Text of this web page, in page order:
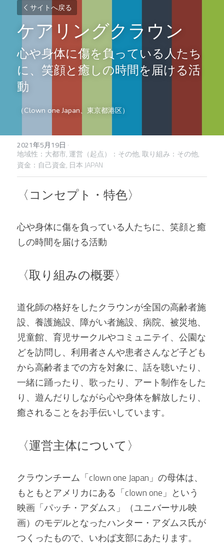
サイトへ戻る
ケアリングクラウン
心や身体に傷を負っている人たち
に、笑顔と癒しの時間を届ける活
動
（Clown one Japan、東京都港区）
2021年5月19日 ·
地域性：大都市, 運営（起点）：その他,取り組み：その他,
資金：自己資金, 日本 JAPAN
〈コンセプト・特色〉
心や身体に傷を負っている人たちに、笑顔と癒
しの時間を届ける活動
〈取り組みの概要〉
道化師の格好をしたクラウンが全国の高齢者施
設、養護施設、障がい者施設、病院、被災地、
児童館、育児サークルやコミュニテイ、公園な
どを訪問し、利用者さんや患者さんなど子ども
から高齢者までの方を対象に、話を聴いたり、
一緒に踊ったり、歌ったり、アート制作をした
り、遊んだりしながら心や身体を解放したり、
癒されることをお手伝いしています。
〈運営主体について〉
クラウンチーム「clown one Japan」の母体は、
もともとアメリカにある「clown one」という
映画「パッチ・アダムス」（ユニバーサル映
画）のモデルとなったハンター・アダムス氏が
つくったもので、いわば支部にあたります。